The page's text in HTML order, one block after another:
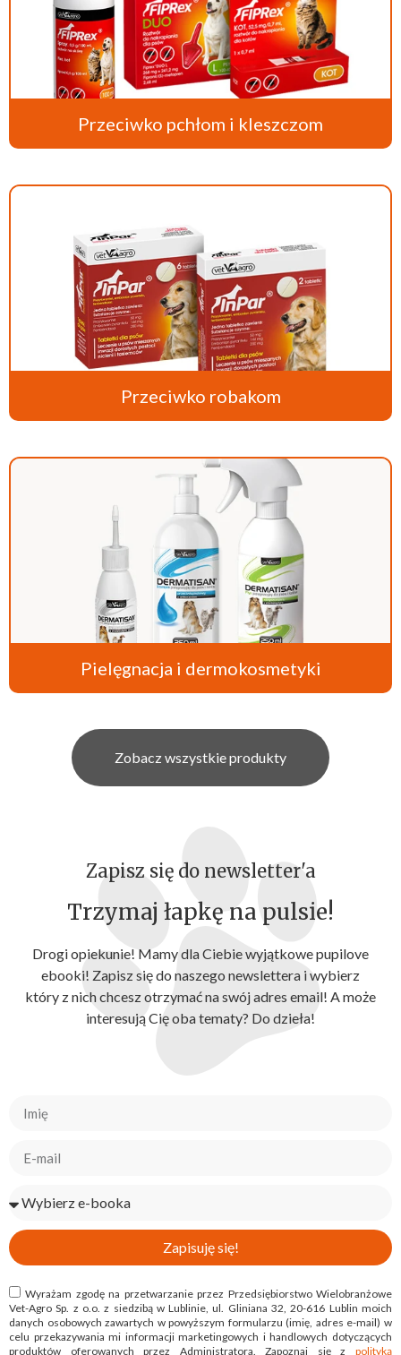
Przeciwko pchłom i kleszczom
Przeciwko robakom
Pielęgnacja i dermokosmetyki
Zobacz wszystkie produkty
Zapisz się do newsletter'a
Trzymaj łapkę na pulsie!
Drogi opiekunie! Mamy dla Ciebie wyjątkowe pupilove
ebooki! Zapisz się do naszego newslettera i wybierz
który z nich chcesz otrzymać na swój adres email! A może
interesują Cię oba tematy? Do dzieła!
Wyrażam zgodę na przetwarzanie przez Przedsiębiorstwo Wielobranżowe
Vet-Agro Sp. z o.o. z siedzibą w Lublinie, ul. Gliniana 32, 20-616 Lublin moich
danych osobowych zawartych w powyższym formularzu (imię, adres e-mail) w
celu przekazywania mi informacji marketingowych i handlowych dotyczących
produktów oferowanych przez Administratora. Zapoznaj się z polityką
Zapisuję się!